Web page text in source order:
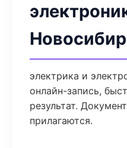
электрика и
онлайн-запись,
результат.
прилагаются.